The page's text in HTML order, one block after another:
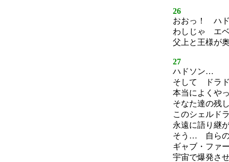
26
おおっ！ ハ
わしじゃ エ
父上と王様が
27
ハドソン…
そして ドラ
本当によくや
そなた達の残
このシェルド
永遠に語り継
そう… 自らの
ギャブ・ファ
宇宙で爆発